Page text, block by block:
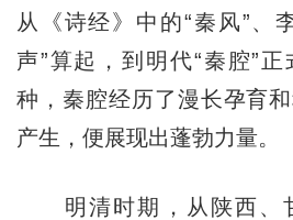
从《诗经》中的“秦风”、
声”算起，到明代“秦腔”
种，秦腔经历了漫长孕育
产生，便展现出蓬勃力量。
明清时期，从陕西、